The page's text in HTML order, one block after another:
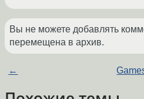
Вы не можете добавлять
перемещена в архив.
←